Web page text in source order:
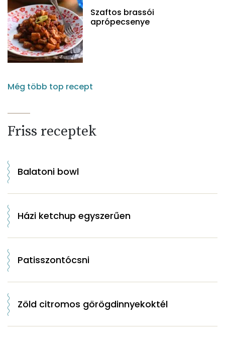
Szaftos brassói
aprópecsenye
Még több top recept
Friss receptek
Balatoni bowl
Házi ketchup egyszerűen
Patisszontócsni
Zöld citromos görögdinnyekoktél